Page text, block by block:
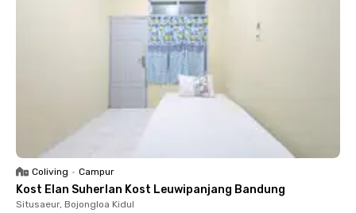
Coliving • Campur
Kost Elan Suherlan Kost Leuwipanjang Bandung
Situsaeur, Bojongloa Kidul